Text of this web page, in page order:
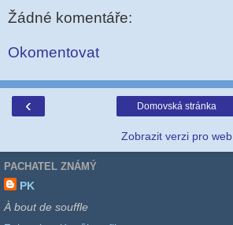
Žádné komentáře:
Okomentovat
‹ Domovská stránka
Zobrazit verzi pro web
PACHATEL ZNÁMÝ
PK
À bout de souffle